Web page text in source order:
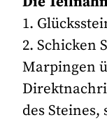
1.
2. Schicken
Marpingen
des